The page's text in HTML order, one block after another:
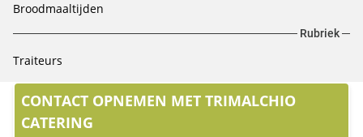
Broodmaaltijden
Rubriek
Traiteurs
CONTACT OPNEMEN MET TRIMALCHIO
CATERING